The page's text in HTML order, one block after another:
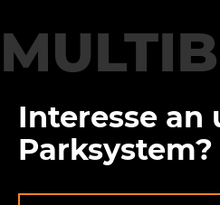
Interesse an
Parksystem?